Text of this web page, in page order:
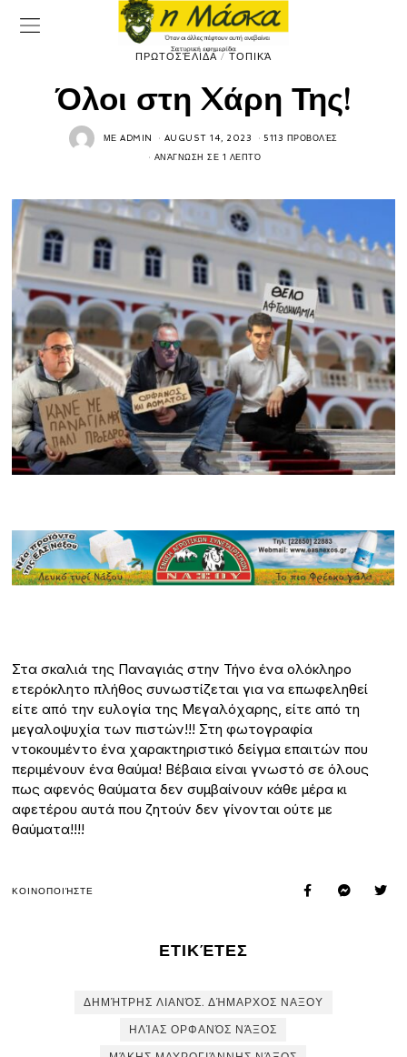
ΠΡΩΤΟΣΈΛΙΔΑ / ΤΟΠΙΚΆ
Όλοι στη Xάρη Της!
ΜΕADMIN AUGUST 14, 2023 5113 ΠΡΟΒΟΛΈΣ
ΑΝΆΓΝΩΣΗ ΣΕ 1 ΛΕΠΤΌ
Στα σκαλιά της Παναγιάς στην Τήνο ένα ολόκληρο
ετερόκλητο πλήθος συνωστίζεται για να επωφεληθεί
είτε από την ευλογία της Μεγαλόχαρης, είτε από τη
μεγαλοψυχία των πιστών!!! Στη φωτογραφία
ντοκουμέντο ένα χαρακτηριστικό δείγμα επαιτών που
περιμένουν ένα θαύμα! Βέβαια είναι γνωστό σε όλους
πως αφενός θαύματα δεν συμβαίνουν κάθε μέρα κι
αφετέρου αυτά που ζητούν δεν γίνονται ούτε με
θαύματα!!!!
ΚΟΙΝΟΠΟΙΉΣΤΕ
ΕΤΙΚΈΤΕΣ
ΔΗΜΉΤΡΗΣ ΛΙΑΝΌΣ. ΔΉΜΑΡΧΟΣ ΝΑΞΟΥ
ΗΛΊΑΣ ΟΡΦΑΝΌΣ ΝΆΞΟΣ